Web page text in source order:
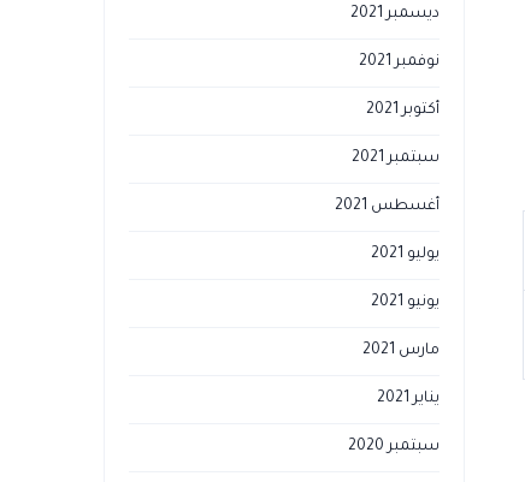
ديسمبر 2021
نوفمبر 2021
أكتوبر 2021
سبتمبر 2021
أغسطس 2021
يوليو 2021
يونيو 2021
مارس 2021
يناير 2021
سبتمبر 2020